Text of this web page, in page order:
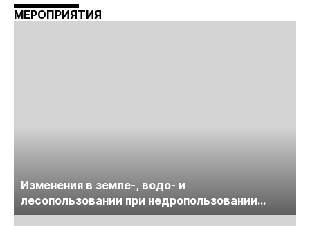
МЕРОПРИЯТИЯ
Изменения в земле-, водо- и
лесопользовании при недропользовании
обсудят на семинаре «ПравоТЭК»